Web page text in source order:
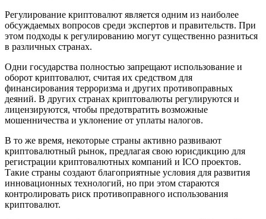
Регулирование криптовалют является одним из наиболее
обсуждаемых вопросов среди экспертов и правительств. При
этом подходы к регулированию могут существенно разниться
в различных странах.
Одни государства полностью запрещают использование и
оборот криптовалют, считая их средством для
финансирования терроризма и других противоправных
деяний. В других странах криптовалюты регулируются и
лицензируются, чтобы предотвратить возможные
мошенничества и уклонение от уплаты налогов.
В то же время, некоторые страны активно развивают
криптовалютный рынок, предлагая свою юрисдикцию для
регистрации криптовалютных компаний и ICO проектов.
Такие страны создают благоприятные условия для развития
инновационных технологий, но при этом стараются
контролировать риск противоправного использования
криптовалют.